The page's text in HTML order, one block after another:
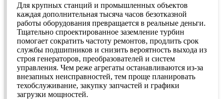
Для крупных станций и промышленных объектов
каждая дополнительная тысяча часов безотказной
работы оборудования превращается в реальные деньги.
Тщательно спроектированное заземление турбин
помогает сократить частоту ремонтов, продлить срок
службы подшипников и снизить вероятность выхода из
строя генераторов, преобразователей и систем
управления. Чем реже агрегаты останавливаются из‑за
внезапных неисправностей, тем проще планировать
техобслуживание, закупку запчастей и графики
загрузки мощностей.